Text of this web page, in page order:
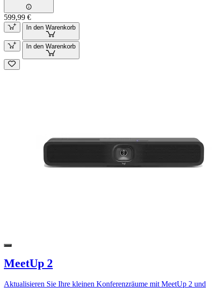
599,99 €
In den Warenkorb
In den Warenkorb
MeetUp 2
Aktualisieren Sie Ihre kleinen Konferenzräume mit MeetUp 2 und